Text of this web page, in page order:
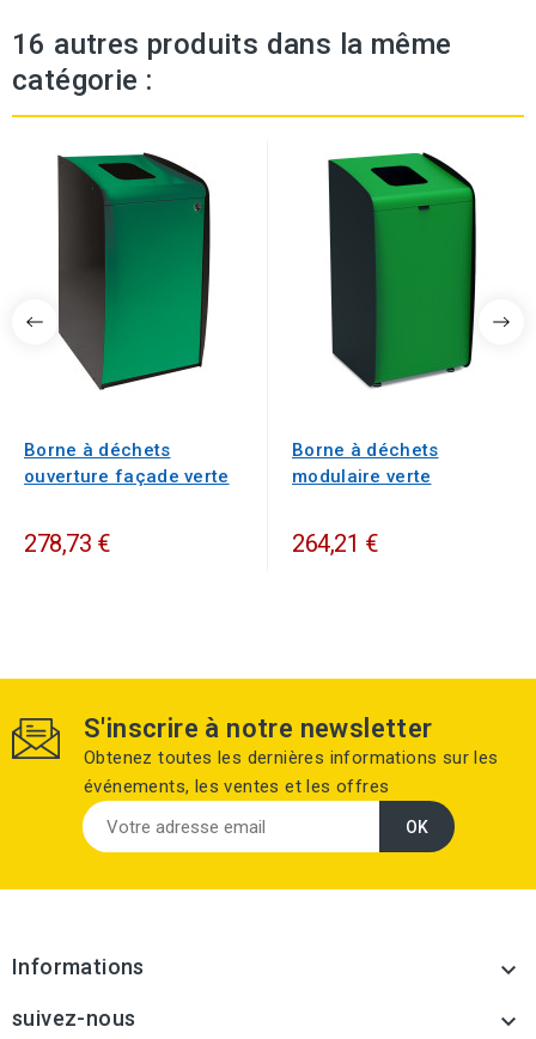
16 autres produits dans la même
catégorie :
Borne à déchets
ouverture façade verte
278,73 €
Borne à déchets
modulaire verte
264,21 €
S'inscrire à notre newsletter
Obtenez toutes les dernières informations sur les
événements, les ventes et les offres
Informations 
suivez-nous 